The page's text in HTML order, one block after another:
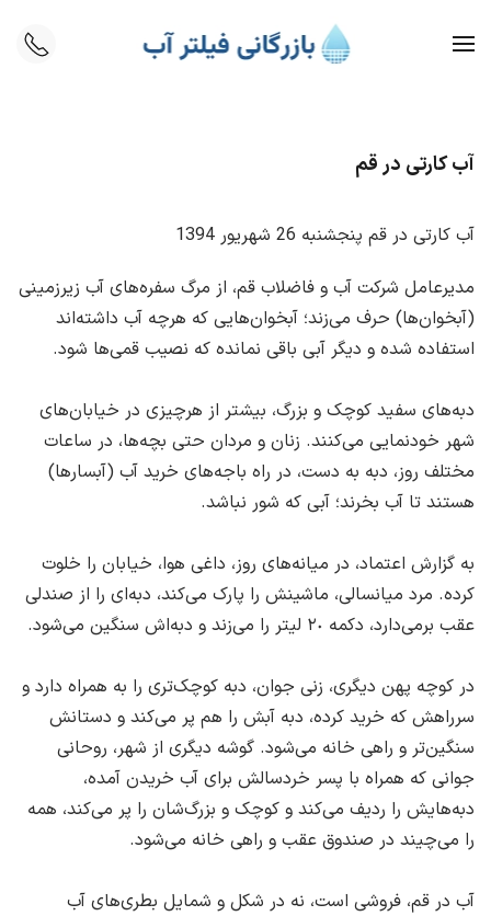
Skip to main content
آب کارتی در قم
آب کارتی در قم پنجشنبه 26 شهريور 1394
مدیرعامل شرکت آب و فاضلاب قم، ‌از مرگ سفره‌های آب زیرزمینی
(آبخوان‌ها) حرف می‌زند؛ ‌آبخوان‌هایی که هرچه آب داشته‌اند
استفاده شده و دیگر آبی باقی نمانده که نصیب قمی‌ها شود.
دبه‌های سفید کوچک و بزرگ، ‌بیشتر از هرچیزی در خیابان‌های
شهر خودنمایی می‌کنند. زنان و مردان حتی بچه‌ها، ‌در ساعات
مختلف روز، ‌دبه به دست، ‌در راه باجه‌های خرید آب (آبسارها)
هستند تا آب بخرند؛ ‌آبی که شور نباشد.
به گزارش اعتماد، در میانه‌های روز، ‌داغی هوا، ‌خیابان را خلوت
کرده. مرد میانسالی، ‌ماشینش را پارک می‌کند، دبه‌ای را از صندلی
عقب برمی‌دارد، ‌دکمه ٢٠ لیتر را می‌زند و دبه‌اش سنگین می‌شود.
در کوچه پهن دیگری، ‌زنی جوان، ‌دبه کوچک‌تری را به همراه دارد و
سرراهش که خرید کرده، ‌دبه آبش را هم پر می‌کند و دستانش
سنگین‌تر و راهی خانه می‌شود. گوشه دیگری از شهر، ‌روحانی
جوانی که همراه با پسر خردسالش برای آب خریدن آمده،
‌دبه‌هایش را ردیف می‌کند و کوچک و بزرگ‌شان را پر می‌کند، ‌همه
را می‌چیند در صندوق عقب و راهی خانه می‌شود.
آب در قم، فروشی است، ‌نه در شکل و شمایل بطری‌های آب